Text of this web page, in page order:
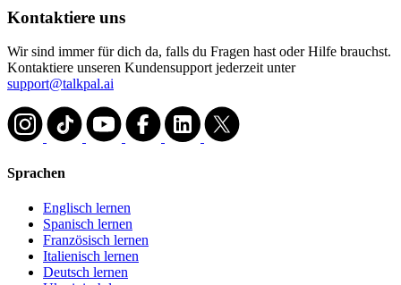
Kontaktiere uns
Wir sind immer für dich da, falls du Fragen hast oder Hilfe brauchst.
Kontaktiere unseren Kundensupport jederzeit unter
support@talkpal.ai
Sprachen
Englisch lernen
Spanisch lernen
Französisch lernen
Italienisch lernen
Deutsch lernen